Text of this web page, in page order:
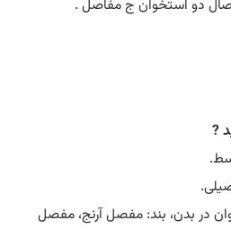
دو استخوان ج مفاصل .
?
در بدن، بند: مفصل آرنج، مفصل